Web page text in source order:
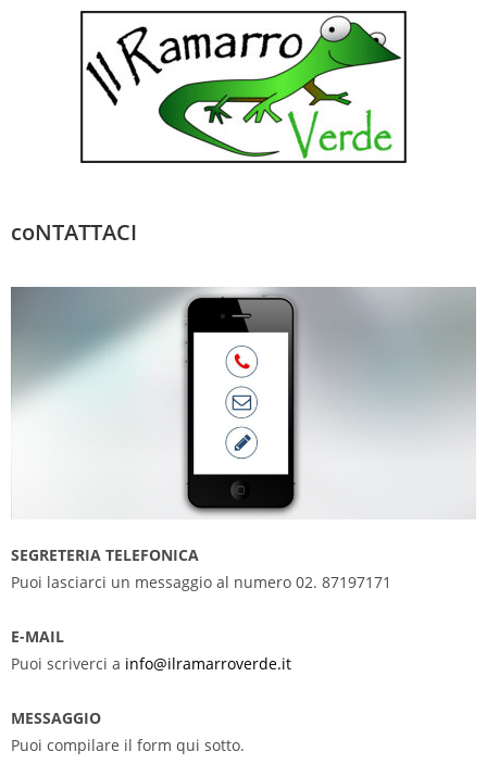
coNTATTACI
SEGRETERIA TELEFONICA
Puoi lasciarci un messaggio al numero 02. 87197171
E-MAIL
Puoi scriverci a info@ilramarroverde.it
MESSAGGIO
Puoi compilare il form qui sotto.